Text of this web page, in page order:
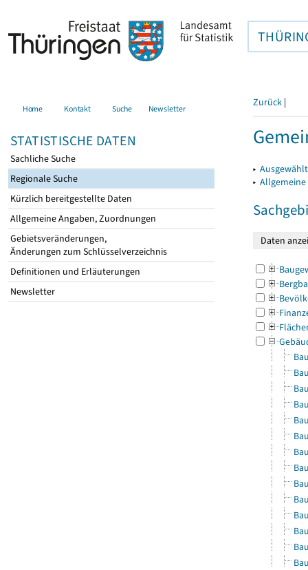
Home Kontakt Suche Newsletter
STATISTISCHE DATEN
Sachliche Suche
Regionale Suche
Kürzlich bereitgestellte Daten
Allgemeine Angaben, Zuordnungen
Gebietsveränderungen,
Änderungen zum Schlüsselverzeichnis
Definitionen und Erläuterungen
Newsletter
Zurück |
▸
▸